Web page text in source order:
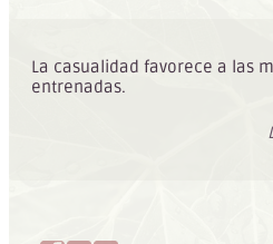
La casualidad favorece a las
entrenadas.